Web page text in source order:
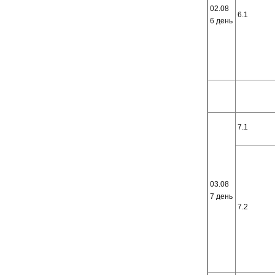
02.08
6 день
6.1
03.08
7 день
7.1
7.2